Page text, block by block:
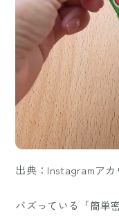
出典：Instagramアカ
バズっている「簡単